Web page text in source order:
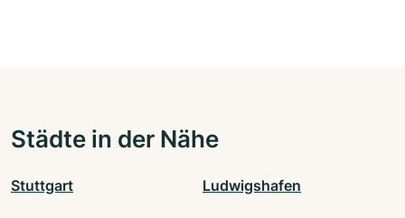
Städte in der Nähe
Stuttgart Ludwigshafen